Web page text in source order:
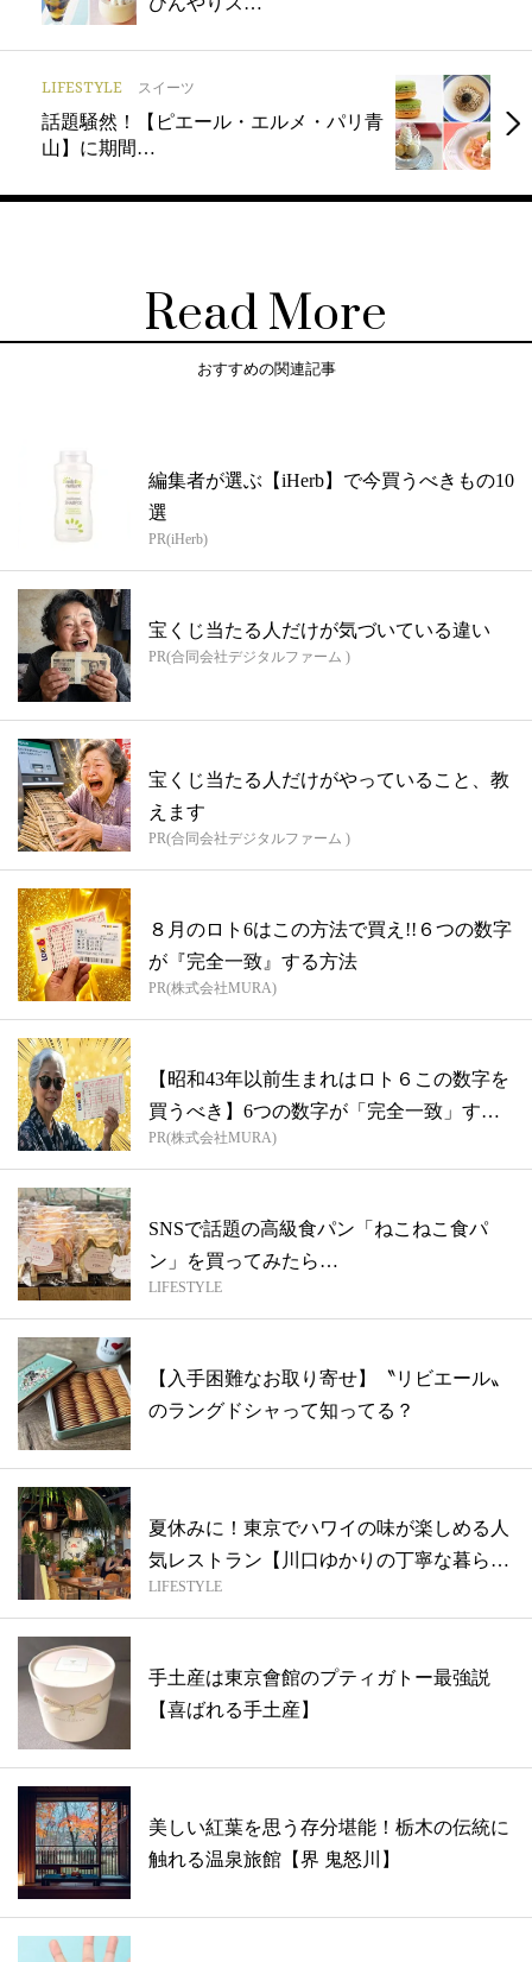
LIFESTYLE スイーツ
話題騒然！【ピエール・エルメ・パリ青
山】に期間…
Read More
おすすめの関連記事
編集者が選ぶ【iHerb】で今買うべきもの10
選
PR(iHerb)
宝くじ当たる人だけが気づいている違い
PR(合同会社デジタルファーム )
宝くじ当たる人だけがやっていること、教
えます
PR(合同会社デジタルファーム )
８月のロト6はこの方法で買え!!６つの数字
が『完全一致』する方法
PR(株式会社MURA)
【昭和43年以前生まれはロト６この数字を
買うべき】6つの数字が「完全一致」する
方...
PR(株式会社MURA)
SNSで話題の高級食パン「ねこねこ食パ
ン」を買ってみたら…
LIFESTYLE
【入手困難なお取り寄せ】〝リビエール〟
のラングドシャって知ってる？
夏休みに！東京でハワイの味が楽しめる人
気レストラン【川口ゆかりの丁寧な暮ら
し】
LIFESTYLE
手土産は東京會館のプティガトー最強説
【喜ばれる手土産】
美しい紅葉を思う存分堪能！栃木の伝統に
触れる温泉旅館【界 鬼怒川】